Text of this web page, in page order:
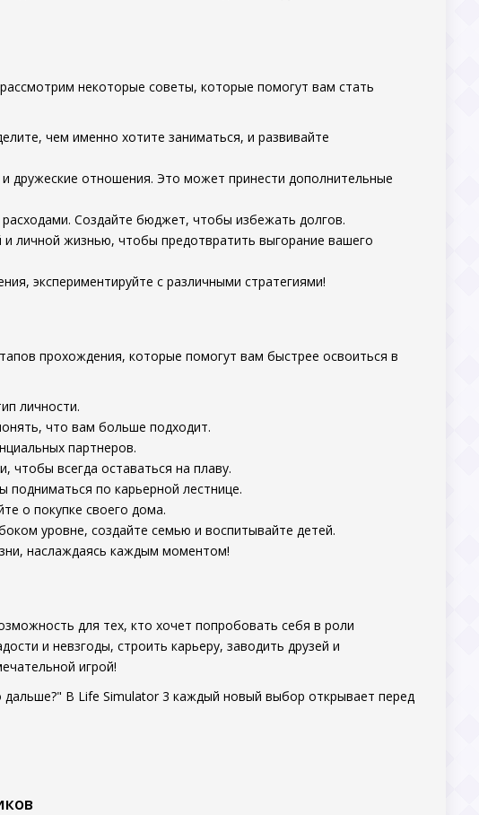
некоторые советы, которые помогут вам стать
чем именно хотите заниматься, и развивайте
дружеские отношения. Это может принести дополнительные
Создайте бюджет, чтобы избежать долгов.
личной жизнью, чтобы предотвратить выгорание вашего
экспериментируйте с различными стратегиями!
прохождения, которые помогут вам быстрее освоиться в
личности.
что вам больше подходит.
партнеров.
чтобы всегда оставаться на плаву.
подниматься по карьерной лестнице.
о покупке своего дома.
уровне, создайте семью и воспитывайте детей.
наслаждаясь каждым моментом!
для тех, кто хочет попробовать себя в роли
и невзгоды, строить карьеру, заводить друзей и
игрой!
В Life Simulator 3 каждый новый выбор открывает перед